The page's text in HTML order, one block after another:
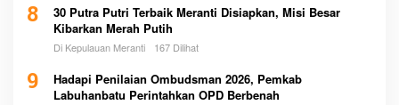
8
30 Putra Putri Terbaik Meranti Disiapkan, Misi Besar
Kibarkan Merah Putih
Di Kepulauan Meranti 167 Dilihat
9
Hadapi Penilaian Ombudsman 2026, Pemkab
Labuhanbatu Perintahkan OPD Berbenah